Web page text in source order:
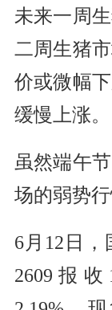
未来一周
二周生猪
价或微幅
缓慢上涨。
虽然端午
场的弱势行
6月12日，
2609报